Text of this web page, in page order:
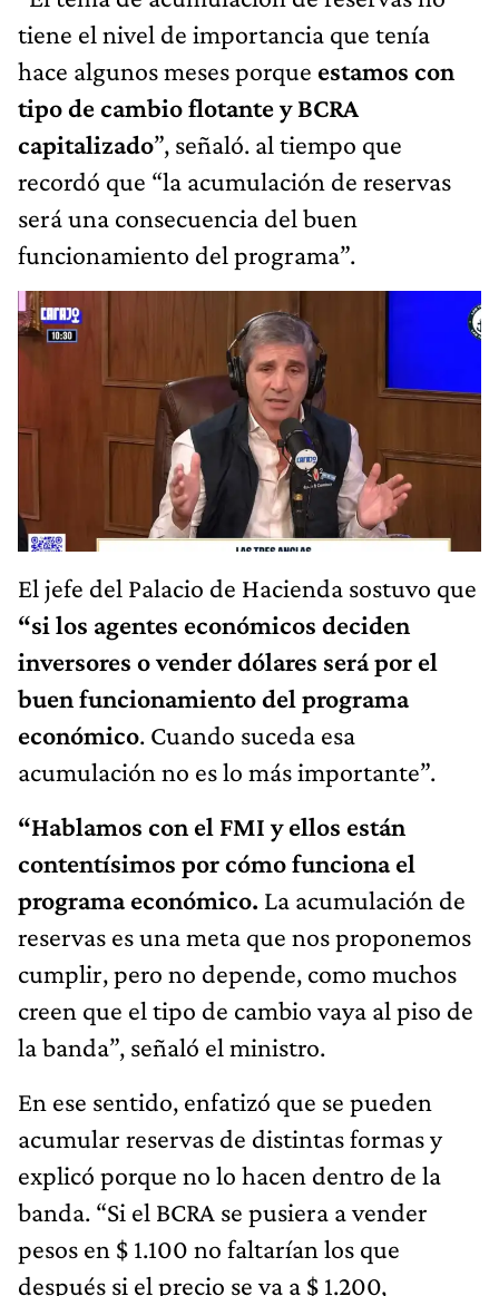
tiene el nivel de importancia que tenía
hace algunos meses porque estamos con
tipo de cambio flotante y BCRA
capitalizado”, señaló. al tiempo que
recordó que “la acumulación de reservas
será una consecuencia del buen
funcionamiento del programa”.
El jefe del Palacio de Hacienda sostuvo que
“si los agentes económicos deciden
inversores o vender dólares será por el
buen funcionamiento del programa
económico. Cuando suceda esa
acumulación no es lo más importante”.
“Hablamos con el FMI y ellos están
contentísimos por cómo funciona el
programa económico. La acumulación de
reservas es una meta que nos proponemos
cumplir, pero no depende, como muchos
creen que el tipo de cambio vaya al piso de
la banda”, señaló el ministro.
En ese sentido, enfatizó que se pueden
acumular reservas de distintas formas y
explicó porque no lo hacen dentro de la
banda. “Si el BCRA se pusiera a vender
pesos en $ 1.100 no faltarían los que
después si el precio se va a $ 1.200,